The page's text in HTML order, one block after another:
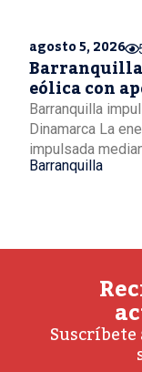
agosto 5, 2026
eólica con
Barranquilla
Dinamarca La
impulsada
Barranquilla